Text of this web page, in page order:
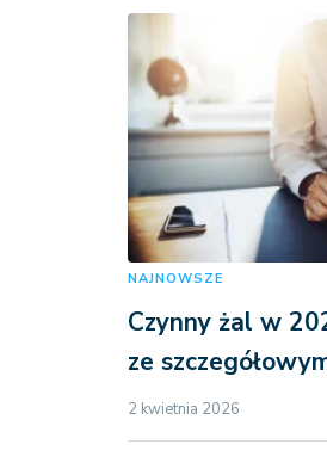
NAJNOWSZE
Czynny żal w
ze
2 kwietnia 2026